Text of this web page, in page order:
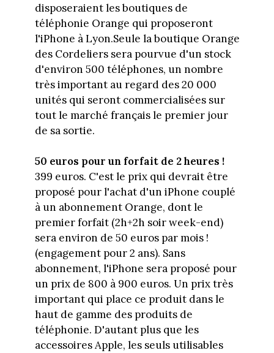
disposeraient les boutiques de
téléphonie Orange qui proposeront
l'iPhone à Lyon.Seule la boutique Orange
des Cordeliers sera pourvue d'un stock
d'environ 500 téléphones, un nombre
très important au regard des 20 000
unités qui seront commercialisées sur
tout le marché français le premier jour
de sa sortie.
50 euros pour un forfait de 2 heures !
399 euros. C'est le prix qui devrait être
proposé pour l'achat d'un iPhone couplé
à un abonnement Orange, dont le
premier forfait (2h+2h soir week-end)
sera environ de 50 euros par mois !
(engagement pour 2 ans). Sans
abonnement, l'iPhone sera proposé pour
un prix de 800 à 900 euros. Un prix très
important qui place ce produit dans le
haut de gamme des produits de
téléphonie. D'autant plus que les
accessoires Apple, les seuls utilisables